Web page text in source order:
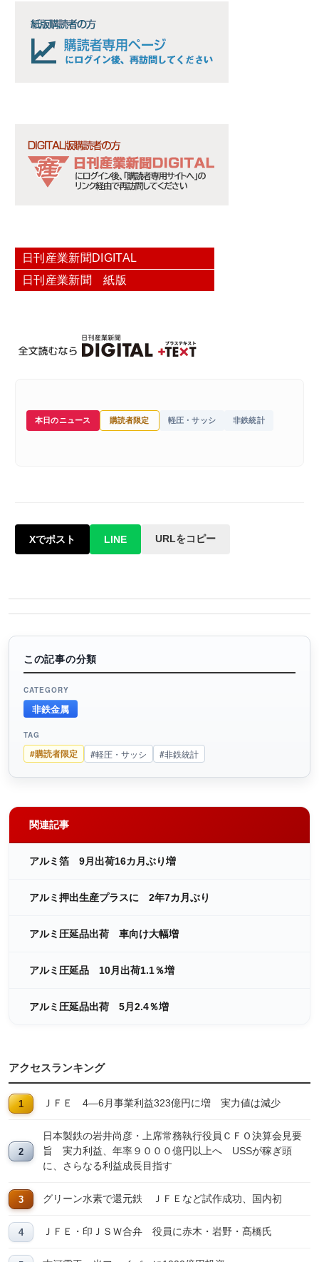
日刊産業新聞DIGITAL
日刊産業新聞 紙版
本日のニュース 購読者限定 軽圧・サッシ 非鉄統計
Xでポスト LINE URLをコピー
この記事の分類
CATEGORY
非鉄金属
TAG
#購読者限定 #軽圧・サッシ #非鉄統計
関連記事
アルミ箔 9月出荷16カ月ぶり増
アルミ押出生産プラスに 2年7カ月ぶり
アルミ圧延品出荷 車向け大幅増
アルミ圧延品 10月出荷1.1％増
アルミ圧延品出荷 5月2.4％増
アクセスランキング
ＪＦＥ 4―6月事業利益323億円に増 実力値は減少
日本製鉄の岩井尚彦・上席常務執行役員ＣＦＯ決算会見要
旨 実力利益、年率９０００億円以上へ USSが稼ぎ頭
に、さらなる利益成長目指す
グリーン水素で還元鉄 ＪＦＥなど試作成功、国内初
ＪＦＥ・印ＪＳＷ合弁 役員に赤木・岩野・髙橋氏